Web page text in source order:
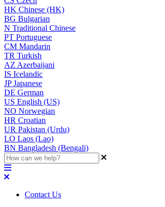
HK Chinese (HK)
BG Bulgarian
N Traditional Chinese
PT Portuguese
CM Mandarin
TR Turkish
AZ Azerbaijani
IS Icelandic
JPJapanese
DE German
US English (US)
NO Norwegian
HR Croatian
UR Pakistan (Urdu)
LO Laos (Lao)
BN Bangladesh (Bengali)
Contact Us